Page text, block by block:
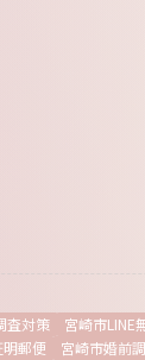
査対策 宮崎市LINE
郵便 宮崎市婚前